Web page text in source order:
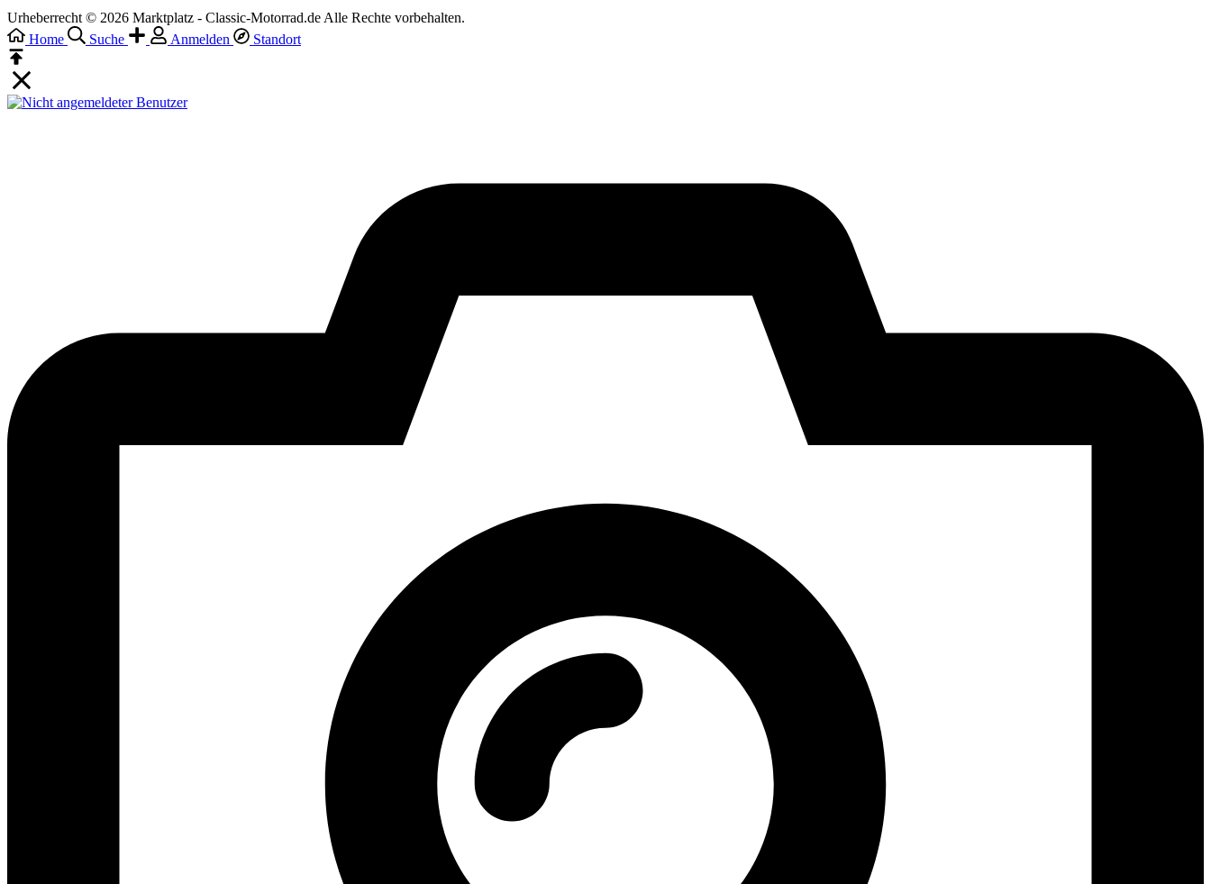
Urheberrecht © 2026 Marktplatz - Classic-Motorrad.de Alle Rechte vorbehalten.
Home
Suche Anmelden Standort